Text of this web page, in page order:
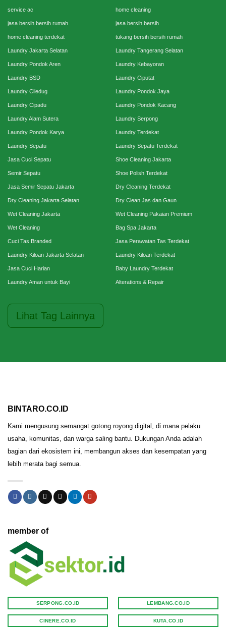
service ac home cleaning
jasa bersih bersih rumah jasa bersih bersih
home cleaning terdekat tukang bersih bersih rumah
Laundry Jakarta Selatan Laundry Tangerang Selatan
Laundry Pondok Aren Laundry Kebayoran
Laundry BSD Laundry Ciputat
Laundry Ciledug Laundry Pondok Jaya
Laundry Cipadu Laundry Pondok Kacang
Laundry Alam Sutera Laundry Serpong
Laundry Pondok Karya Laundry Terdekat
Laundry Sepatu Laundry Sepatu Terdekat
Jasa Cuci Sepatu Shoe Cleaning Jakarta
Semir Sepatu Shoe Polish Terdekat
Jasa Semir Sepatu Jakarta Dry Cleaning Terdekat
Dry Cleaning Jakarta Selatan Dry Clean Jas dan Gaun
Wet Cleaning Jakarta Wet Cleaning Pakaian Premium
Wet Cleaning Bag Spa Jakarta
Cuci Tas Branded Jasa Perawatan Tas Terdekat
Laundry Kiloan Jakarta Selatan Laundry Kiloan Terdekat
Jasa Cuci Harian Baby Laundry Terdekat
Laundry Aman untuk Bayi Alterations & Repair
Lihat Tag Lainnya
BINTARO.CO.ID
Kami mengusung semangat gotong royong digital, di mana pelaku
usaha, komunitas, dan warga saling bantu. Dukungan Anda adalah
bagian dari ekosistem ini, membangun akses dan kesempatan yang
lebih merata bagi semua.
member of
SERPONG.CO.ID
CINERE.CO.ID
LEMBANG.CO.ID
KUTA.CO.ID